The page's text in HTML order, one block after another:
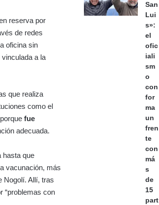
reserva por
de redes
oficina sin
a la
que realiza
como el
fue
adecuada.
hasta que
vacunación, más
Nogolí. Allí, tras
“problemas con
San
Lui
s»:
el
ofic
iali
sm
o
con
for
ma
un
fren
te
con
má
s
de
15
part